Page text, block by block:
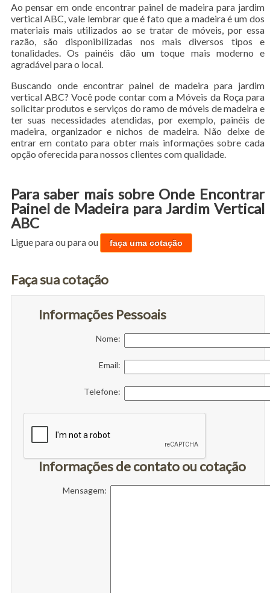
Ao pensar em onde encontrar painel de madeira para jardim
vertical ABC, vale lembrar que é fato que a madeira é um dos
materiais mais utilizados ao se tratar de móveis, por essa
razão, são disponibilizadas nos mais diversos tipos e
tonalidades. Os painéis dão um toque mais moderno e
agradável para o local.
Buscando onde encontrar painel de madeira para jardim
vertical ABC? Você pode contar com a Móveis da Roça para
solicitar produtos e serviços do ramo de móveis de madeira e
ter suas necessidades atendidas, por exemplo, painéis de
madeira, organizador e nichos de madeira. Não deixe de
entrar em contato para obter mais informações sobre cada
opção oferecida para nossos clientes com qualidade.
Para saber mais sobre Onde Encontrar
Painel de Madeira para Jardim Vertical
ABC
Ligue paraou paraou faça uma cotação
Faça sua cotação
Informações Pessoais
Nome:
Email:
Telefone:
Informações de contato ou cotação
Mensagem: